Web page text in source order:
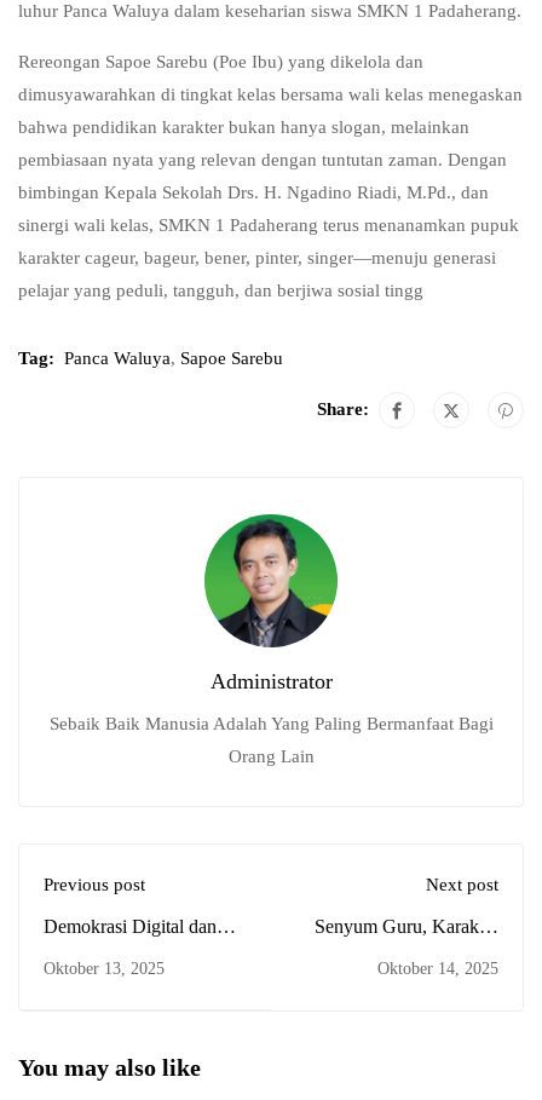
luhur Panca Waluya dalam keseharian siswa SMKN 1 Padaherang.
Rereongan Sapoe Sarebu (Poe Ibu) yang dikelola dan
dimusyawarahkan di tingkat kelas bersama wali kelas menegaskan
bahwa pendidikan karakter bukan hanya slogan, melainkan
pembiasaan nyata yang relevan dengan tuntutan zaman. Dengan
bimbingan Kepala Sekolah Drs. H. Ngadino Riadi, M.Pd., dan
sinergi wali kelas, SMKN 1 Padaherang terus menanamkan pupuk
karakter cageur, bageur, bener, pinter, singer—menuju generasi
pelajar yang peduli, tangguh, dan berjiwa sosial tingg
Tag: Panca Waluya, Sapoe Sarebu
Share:
Administrator
Sebaik Baik Manusia Adalah Yang Paling Bermanfaat Bagi
Orang Lain
Previous post
Demokrasi Digital dan
Ketua OSIS Lewat
Padaherang
Oktober 13, 2025
Next post
Senyum Guru, Karakter
Waluya di SMKN 1
Oktober 14, 2025
You may also like